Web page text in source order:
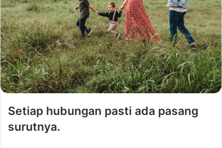
Setiap hubungan pasti ada pasang
surutnya.